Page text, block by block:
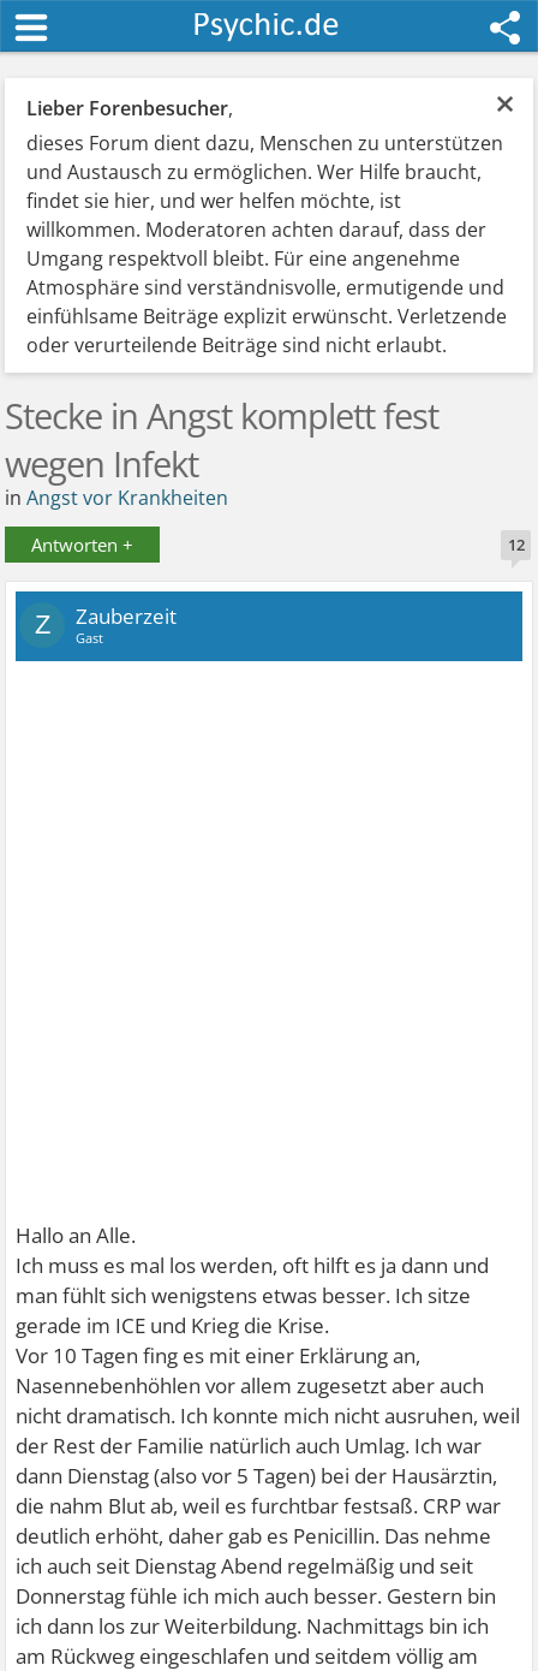
×
Lieber Forenbesucher,
dieses Forum dient dazu, Menschen zu unterstützen
und Austausch zu ermöglichen. Wer Hilfe braucht,
findet sie hier, und wer helfen möchte, ist
willkommen. Moderatoren achten darauf, dass der
Umgang respektvoll bleibt. Für eine angenehme
Atmosphäre sind verständnisvolle, ermutigende und
einfühlsame Beiträge explizit erwünscht. Verletzende
oder verurteilende Beiträge sind nicht erlaubt.
Stecke in Angst komplett fest
wegen Infekt
inAngst vor Krankheiten
Antworten + 12
Z Zauberzeit
Gast
Hallo an Alle.
Ich muss es mal los werden, oft hilft es ja dann und
man fühlt sich wenigstens etwas besser. Ich sitze
gerade im ICE und Krieg die Krise.
Vor 10 Tagen fing es mit einer Erklärung an,
Nasennebenhöhlen vor allem zugesetzt aber auch
nicht dramatisch. Ich konnte mich nicht ausruhen, weil
der Rest der Familie natürlich auch Umlag. Ich war
dann Dienstag (also vor 5 Tagen) bei der Hausärztin,
die nahm Blut ab, weil es furchtbar festsaß. CRP war
deutlich erhöht, daher gab es Penicillin. Das nehme
ich auch seit Dienstag Abend regelmäßig und seit
Donnerstag fühle ich mich auch besser. Gestern bin
ich dann los zur Weiterbildung. Nachmittags bin ich
am Rückweg eingeschlafen und seitdem völlig am